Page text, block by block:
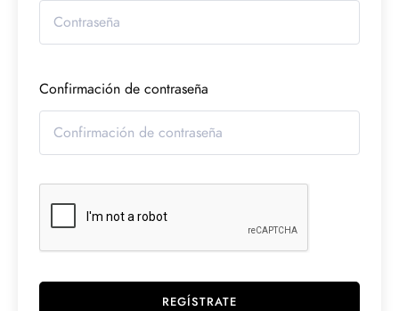
Confirmación de contraseña
REGÍSTRATE